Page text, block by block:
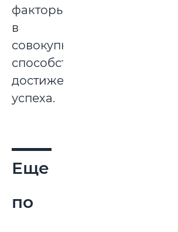
факторы
в
совокупности
способствуют
достижению
успеха.
Еще
по